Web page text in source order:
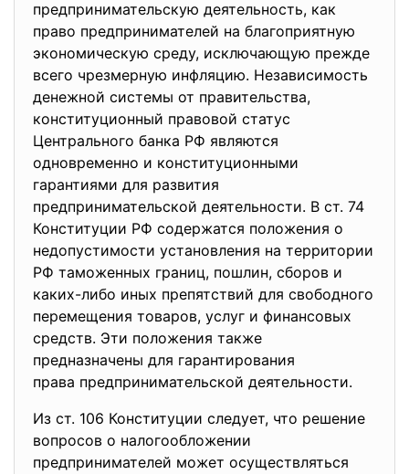
предпринимательскую деятельность, как
право предпринимателей на благоприятную
экономическую среду, исключающую прежде
всего чрезмерную инфляцию. Независимость
денежной системы от правительства,
конституционный правовой статус
Центрального банка РФ являются
одновременно и конституционными
гарантиями для развития
предпринимательской деятельности. В ст. 74
Конституции РФ содержатся положения о
недопустимости установления на территории
РФ таможенных границ, пошлин, сборов и
каких-либо иных препятствий для свободного
перемещения товаров, услуг и финансовых
средств. Эти положения также
предназначены для гарантирования
права предпринимательской деятельности.
Из ст. 106 Конституции следует, что решение
вопросов о налогообложении
предпринимателей может осуществляться